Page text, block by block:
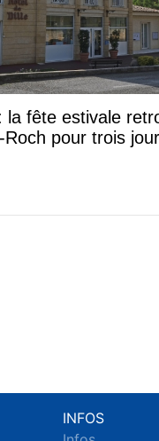
la fête estivale
Roch pour trois
INFOS